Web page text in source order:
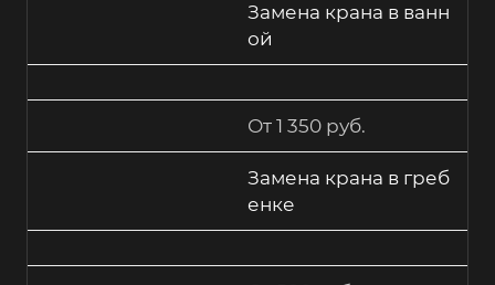
Замена крана в ванн
ой
От 1 350 руб.
Замена крана в греб
енке